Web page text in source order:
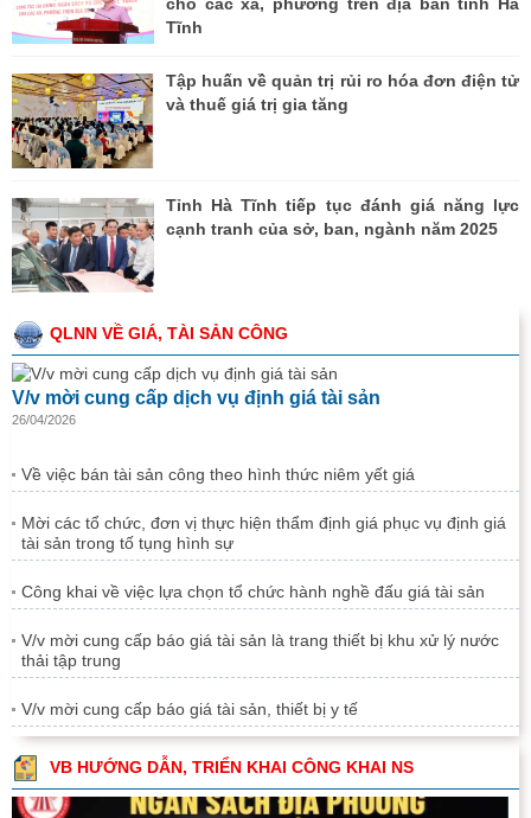
Tĩnh
Tập huấn về quản trị rủi ro hóa đơn điện tử
và thuế giá trị gia tăng
Tỉnh Hà Tĩnh tiếp tục đánh giá năng lực
cạnh tranh của sở, ban, ngành năm 2025
QLNN VỀ GIÁ, TÀI SẢN CÔNG
V/v mời cung cấp dịch vụ định giá tài sản
26/04/2026
Về việc bán tài sản công theo hình thức niêm yết giá
Mời các tổ chức, đơn vị thực hiện thẩm định giá phục vụ định giá
tài sản trong tố tụng hình sự
Công khai về việc lựa chọn tổ chức hành nghề đấu giá tài sản
V/v mời cung cấp báo giá tài sản là trang thiết bị khu xử lý nước
thải tập trung
V/v mời cung cấp báo giá tài sản, thiết bị y tế
VB HƯỚNG DẪN, TRIỂN KHAI CÔNG KHAI NS